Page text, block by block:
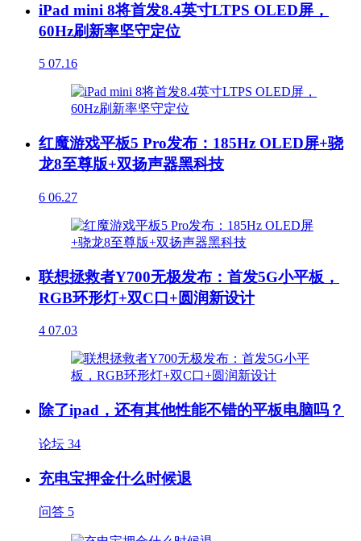
iPad mini 8将首发8.4英寸LTPS OLED屏，
60Hz刷新率坚守定位
5 07.16
红魔游戏平板5 Pro发布：185Hz OLED屏+骁
龙8至尊版+双扬声器黑科技
6 06.27
联想拯救者Y700无极发布：首发5G小平板，
RGB环形灯+双C口+圆润新设计
4 07.03
除了ipad，还有其他性能不错的平板电脑吗？
论坛 34
充电宝押金什么时候退
问答 5